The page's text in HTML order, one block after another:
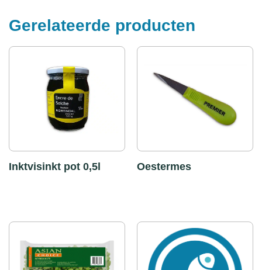
Gerelateerde producten
Inktvisinkt pot 0,5l Oestermes